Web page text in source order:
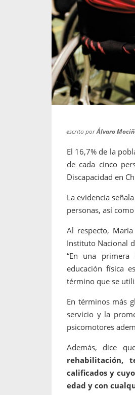
escrito porÁlvaro
El 16,7% de la
de cada cinco
Discapacidad en
La evidencia
personas, así
Al respecto,
Instituto Nacional
“En una primera
educación física
término que se
En términos más
servicio y la
psicomotores
Además, dice
rehabilitación,
calificados y
edad y con